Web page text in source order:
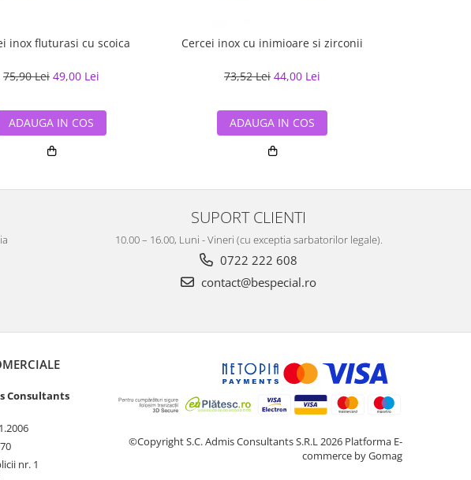
inox fluturasi cu scoica
75,90 Lei 49,00 Lei
ADAUGA IN COS
Cercei inox cu inimioare si zirconii
73,52 Lei 44,00 Lei
ADAUGA IN COS
SUPORT CLIENTI
10.00 – 16.00, Luni - Vineri (cu exceptia sarbatorilor legale).
0722 222 608
contact@bespecial.ro
Consultants
nr. 1
©Copyright S.C. Admis Consultants S.R.L 2026 Platforma E-
commerce by Gomag